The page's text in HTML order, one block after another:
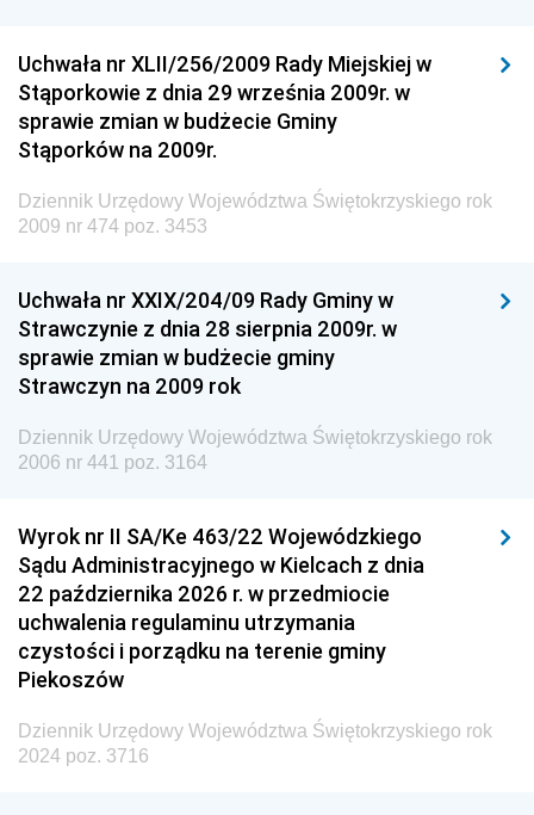
Dziennik Urzędowy Generalnej Dyrekcji Dróg
Krajowych i Autostrad
Dziennik Urzędowy Ministra Środowiska
Dziennik Urzędowy Ministra Edukacji
Dziennik Urzędowy Ministra Przemysłu
Dziennik Urzędowy Ministra Finansów i Gospodarki
Dziennik Urzędowy Ministra do Spraw Unii
Dziennik Urzędowy Agencji Wywiadu
Uchwała nr XLII/256/2009 Rady Miejskiej w
Stąporkowie z dnia 29 września 2009r. w
sprawie zmian w budżecie Gminy
Stąporków na 2009r.
Dziennik Urzędowy Województwa Świętokrzyskiego rok
2009 nr 474 poz. 3453
Uchwała nr XXIX/204/09 Rady Gminy w
Strawczynie z dnia 28 sierpnia 2009r. w
sprawie zmian w budżecie gminy
Strawczyn na 2009 rok
Dziennik Urzędowy Województwa Świętokrzyskiego rok
2006 nr 441 poz. 3164
Wyrok nr II SA/Ke 463/22 Wojewódzkiego
Sądu Administracyjnego w Kielcach z dnia
22 października 2026 r. w przedmiocie
uchwalenia regulaminu utrzymania
czystości i porządku na terenie gminy
Piekoszów
Dziennik Urzędowy Województwa Świętokrzyskiego rok
2024 poz. 3716